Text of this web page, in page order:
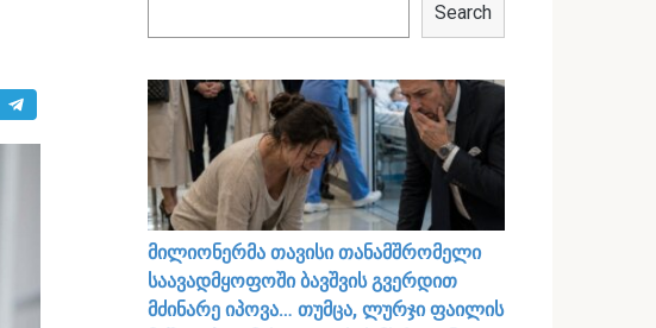
Search
მილიონერმა თავისი თანამშრომელი
საავადმყოფოში ბავშვის გვერდით
მძინარე იპოვა… თუმცა, ლურჯი ფაილის